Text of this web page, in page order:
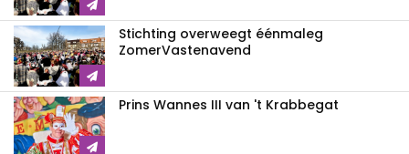
Stichting overweegt éénmaleg
ZomerVastenavend
Prins Wannes III van 't Krabbegat